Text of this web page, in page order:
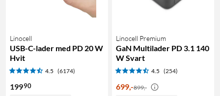
Linocell
USB-C-lader med PD 20 W
Hvit
4.5 (6174)
19990
Linocell Premium
GaN Multilader PD 3.1 140
W Svart
4.5 (254)
699,-899,-